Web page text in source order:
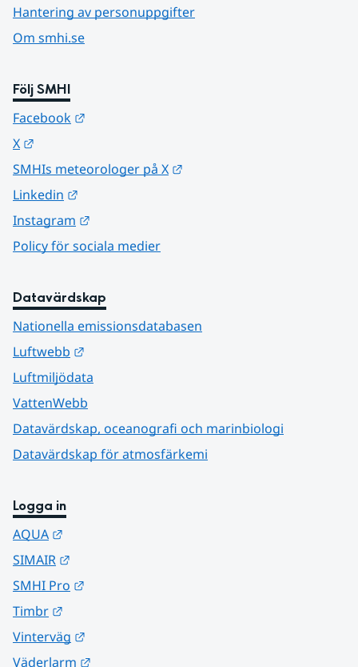
Hantering av personuppgifter
Om smhi.se
Följ SMHI
Facebook
X
SMHIs meteorologer på X
Linkedin
Instagram
Policy för sociala medier
Datavärdskap
Nationella emissionsdatabasen
Luftwebb
Luftmiljödata
VattenWebb
Datavärdskap, oceanografi och marinbiologi
Datavärdskap för atmosfärkemi
Logga in
AQUA
SIMAIR
SMHI Pro
Timbr
Vinterväg
Väderlarm